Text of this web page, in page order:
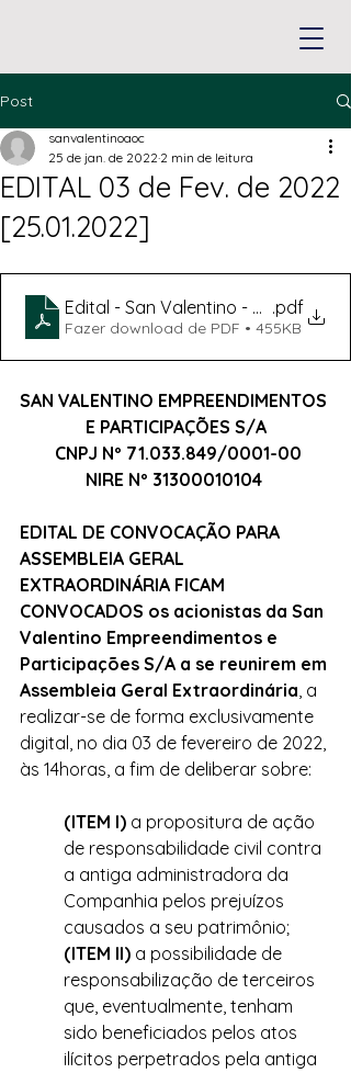
Post
EDITAL 03 de Fev. de 2022
[25.01.2022]
sanvalentinoaoc
25 de jan. de 2022 2 min de leitura
Edital - San Valentino - Assinado
.pdf
Fazer download de PDF • 455KB
SAN VALENTINO EMPREENDIMENTOS
E PARTICIPAÇÕES S/A
CNPJ Nº 71.033.849/0001-00
NIRE Nº 31300010104
EDITAL DE CONVOCAÇÃO PARA
ASSEMBLEIA GERAL
EXTRAORDINÁRIA FICAM
CONVOCADOS os acionistas da San
Valentino Empreendimentos e
Participações S/A a se reunirem em
Assembleia Geral Extraordinária, a
realizar-se de forma exclusivamente
digital, no dia 03 de fevereiro de 2022,
às 14horas, a fim de deliberar sobre:
(ITEM I) a propositura de ação
de responsabilidade civil contra
a antiga administradora da
Companhia pelos prejuízos
causados a seu patrimônio;
(ITEM II) a possibilidade de
responsabilização de terceiros
que, eventualmente, tenham
sido beneficiados pelos atos
ilícitos perpetrados pela antiga